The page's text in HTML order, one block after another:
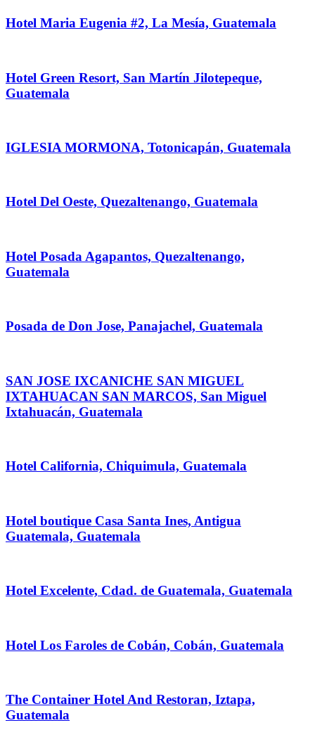
Hotel Maria Eugenia #2, La Mesía, Guatemala
Hotel Green Resort, San Martín Jilotepeque,
Guatemala
IGLESIA MORMONA, Totonicapán, Guatemala
Hotel Del Oeste, Quezaltenango, Guatemala
Hotel Posada Agapantos, Quezaltenango,
Guatemala
Posada de Don Jose, Panajachel, Guatemala
SAN JOSE IXCANICHE SAN MIGUEL
IXTAHUACAN SAN MARCOS, San Miguel
Ixtahuacán, Guatemala
Hotel California, Chiquimula, Guatemala
Hotel boutique Casa Santa Ines, Antigua
Guatemala, Guatemala
Hotel Excelente, Cdad. de Guatemala, Guatemala
Hotel Los Faroles de Cobán, Cobán, Guatemala
The Container Hotel And Restoran, Iztapa,
Guatemala